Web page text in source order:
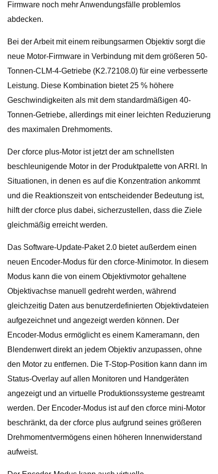
Firmware noch mehr Anwendungsfälle problemlos
abdecken.
Bei der Arbeit mit einem reibungsarmen Objektiv sorgt die
neue Motor-Firmware in Verbindung mit dem größeren 50-
Tonnen-CLM-4-Getriebe (K2.72108.0) für eine verbesserte
Leistung. Diese Kombination bietet 25 % höhere
Geschwindigkeiten als mit dem standardmäßigen 40-
Tonnen-Getriebe, allerdings mit einer leichten Reduzierung
des maximalen Drehmoments.
Der cforce plus-Motor ist jetzt der am schnellsten
beschleunigende Motor in der Produktpalette von ARRI. In
Situationen, in denen es auf die Konzentration ankommt
und die Reaktionszeit von entscheidender Bedeutung ist,
hilft der cforce plus dabei, sicherzustellen, dass die Ziele
gleichmäßig erreicht werden.
Das Software-Update-Paket 2.0 bietet außerdem einen
neuen Encoder-Modus für den cforce-Minimotor. In diesem
Modus kann die von einem Objektivmotor gehaltene
Objektivachse manuell gedreht werden, während
gleichzeitig Daten aus benutzerdefinierten Objektivdateien
aufgezeichnet und angezeigt werden können. Der
Encoder-Modus ermöglicht es einem Kameramann, den
Blendenwert direkt an jedem Objektiv anzupassen, ohne
den Motor zu entfernen. Die T-Stop-Position kann dann im
Status-Overlay auf allen Monitoren und Handgeräten
angezeigt und an virtuelle Produktionssysteme gestreamt
werden. Der Encoder-Modus ist auf den cforce mini-Motor
beschränkt, da der cforce plus aufgrund seines größeren
Drehmomentvermögens einen höheren Innenwiderstand
aufweist.